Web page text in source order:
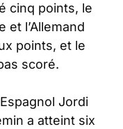
cinq points, le
et l’Allemand
points, et le
scoré.
Jordi
a atteint six